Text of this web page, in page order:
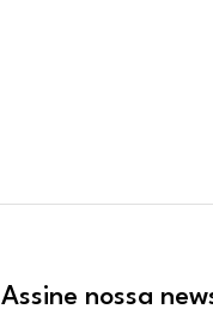
Assine nossa